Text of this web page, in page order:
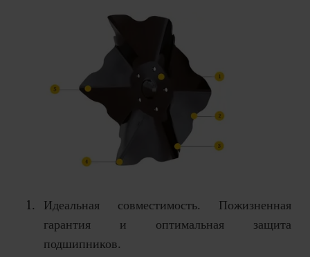
Идеальная совместимость. Пожизненная
гарантия и оптимальная защита
подшипников.